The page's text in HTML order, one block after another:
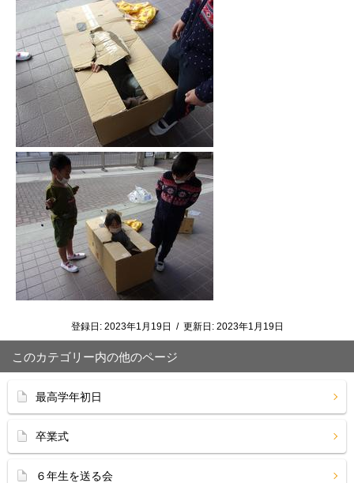
登録日: 2023年1月19日 / 更新日: 2023年1月19日
このカテゴリー内の他のページ
最高学年初日
卒業式
６年生を送る会